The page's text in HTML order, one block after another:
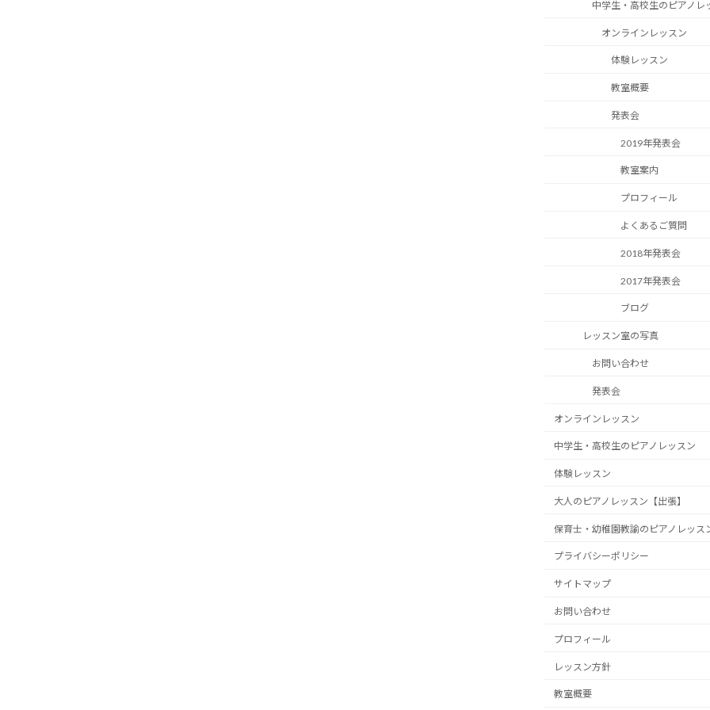
中学生・高校生のピアノレ
オンラインレッスン
体験レッスン
教室概要
発表会
2019年発表会
教室案内
プロフィール
よくあるご質問
2018年発表会
2017年発表会
ブログ
レッスン室の写真
お問い合わせ
発表会
オンラインレッスン
中学生・高校生のピアノレッスン
体験レッスン
大人のピアノレッスン【出張】
保育士・幼稚園教諭のピアノレッス
プライバシーポリシー
サイトマップ
お問い合わせ
プロフィール
レッスン方針
教室概要